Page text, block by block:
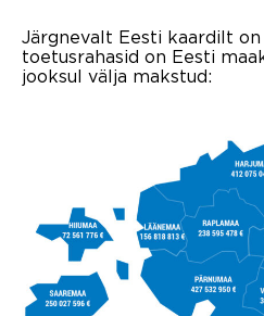
Järgnevalt Eesti kaardilt on
toetusrahasid on Eesti
jooksul välja makstud: